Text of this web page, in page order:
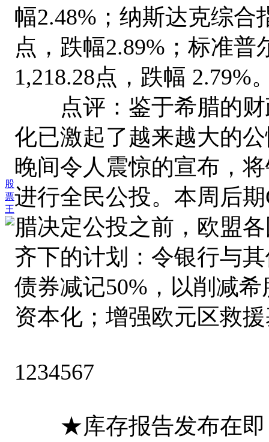
股
票
王
幅2.48%；纳斯达克综合
点，跌幅2.89%；标准普
1,218.28点，跌幅 2.79%
点评：鉴于希腊的财
化已激起了越来越大的
晚间令人震惊的宣布，
进行全民公投。本周后
腊决定公投之前，欧盟
齐下的计划：令银行与
债券减记50%，以削减
资本化；增强欧元区救
1234567
★库存报告发布在即